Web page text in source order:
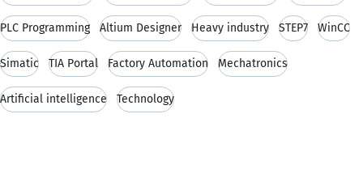
PLC Programming Altium Designer Heavy industry STEP7 WinCC
Simatic TIA Portal Factory Automation Mechatronics
Artificial intelligence Technology